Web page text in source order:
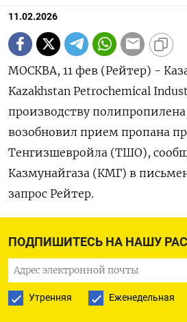
ПОДПИШИТЕСЬ НА НАШУ
Утренняя Еженедельная
11.02.2026
МОСКВА, 11 фев (Рейтер) -
Kazakhstan Petrochemical
производству полипропилена
возобновил прием пропана
Тенгизшевройла (ТШО),
Казмунайгаза (КМГ) в
запрос ‌Рейтер.
Industries Inc. после
пропана от ТОО
года ведется наладка режима